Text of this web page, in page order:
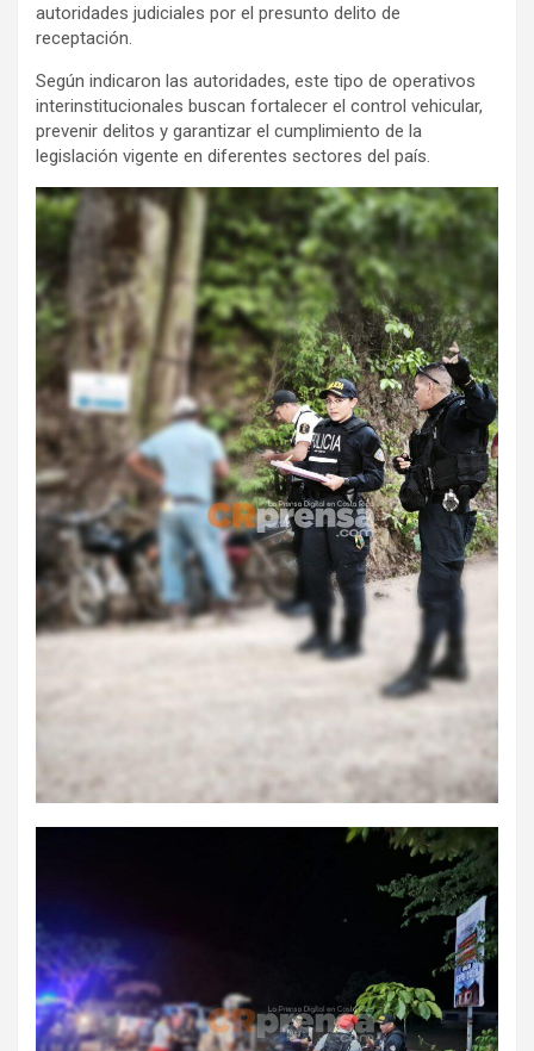
autoridades judiciales por el presunto delito de
receptación.
Según indicaron las autoridades, este tipo de operativos
interinstitucionales buscan fortalecer el control vehicular,
prevenir delitos y garantizar el cumplimiento de la
legislación vigente en diferentes sectores del país.